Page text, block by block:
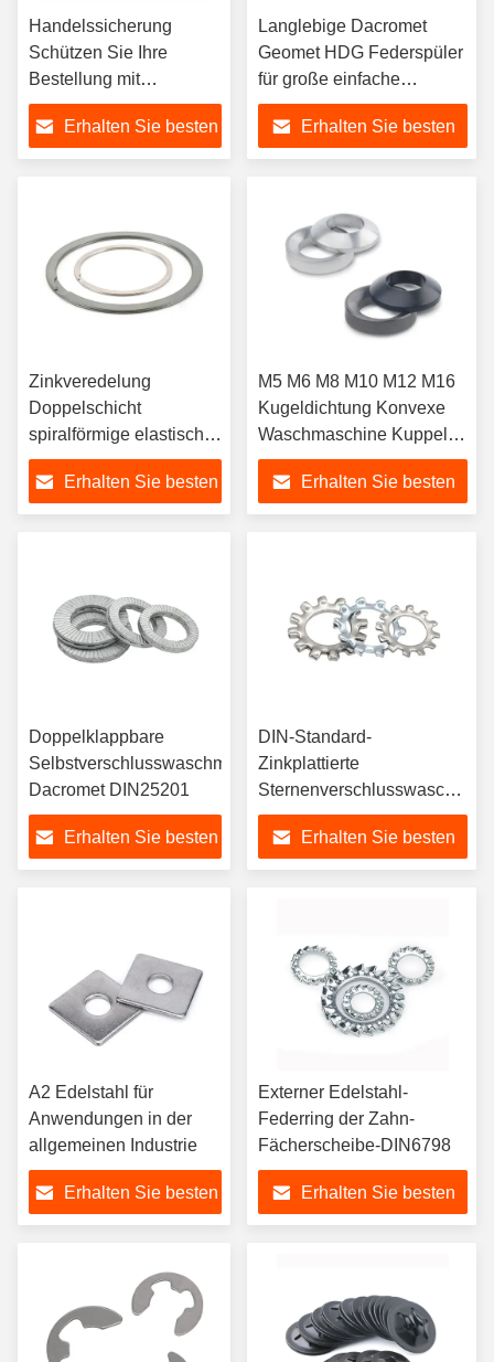
Handelssicherung
Schützen Sie Ihre
Bestellung mit
chinesischen Edelstahl
Waschmaschine Füllring
M8-M300
Erhalten Sie besten
Langlebige Dacromet
Geomet HDG Federspüler
für große einfache
Kohlenstoffstahlgrößen
4,8-12,9Erhalten Sie besten
Zinkveredelung
Doppelschicht
spiralförmige elastische
Halterungen für
Präzisionswellen
Erhalten Sie besten
M5 M6 M8 M10 M12 M16
Kugeldichtung Konvexe
Waschmaschine Kuppel
Kegel-Wäschmaschine
Kegel-Wäschmaschine
Erhalten Sie besten
Doppelklappbare
Selbstverschlusswaschmaschine
Dacromet DIN25201
Erhalten Sie besten
DIN-Standard-
Zinkplattierte
für Außenzahndichtung
aus Legierstahl
Erhalten Sie besten
A2 Edelstahl für
Anwendungen in der
allgemeinen Industrie
Erhalten Sie besten
Externer Edelstahl-
Federring der Zahn-
Fächerscheibe-DIN6798
Erhalten Sie besten